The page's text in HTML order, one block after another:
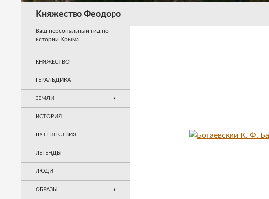
Княжество Феодоро
Ваш персональный гид по
истории Крыма
КНЯЖЕСТВО
ГЕРАЛЬДИКА
ЗЕМЛИ
ИСТОРИЯ
ПУТЕШЕСТВИЯ
ЛЕГЕНДЫ
ЛЮДИ
ОБРАЗЫ